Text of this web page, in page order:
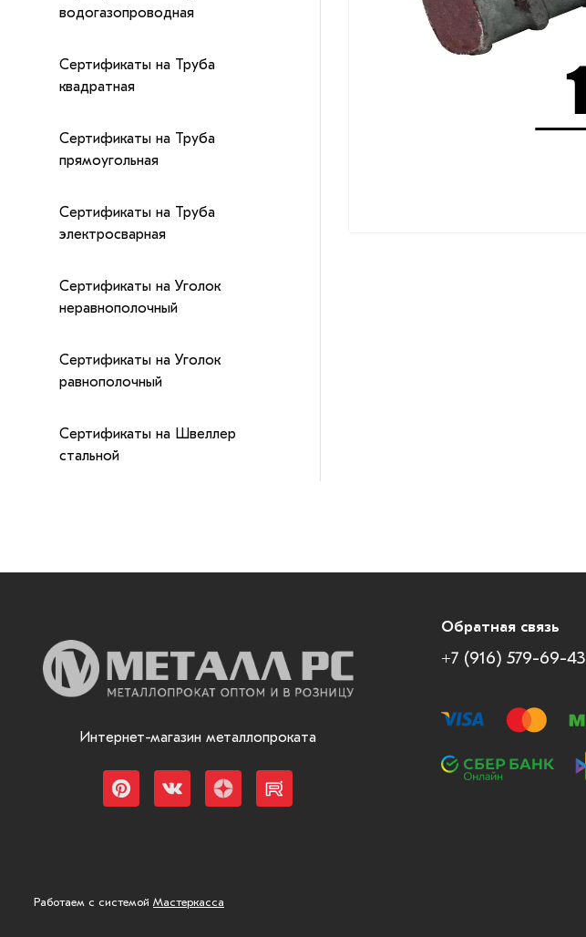
водогазопроводная
Сертификаты на Труба
квадратная
Сертификаты на Труба
прямоугольная
Сертификаты на Труба
электросварная
Сертификаты на Уголок
неравнополочный
Сертификаты на Уголок
равнополочный
Сертификаты на Швеллер
стальной
Интернет-магазин металлопроката
Обратная связь
+7 (916) 579-69-43
Работаем с системой Мастеркасса